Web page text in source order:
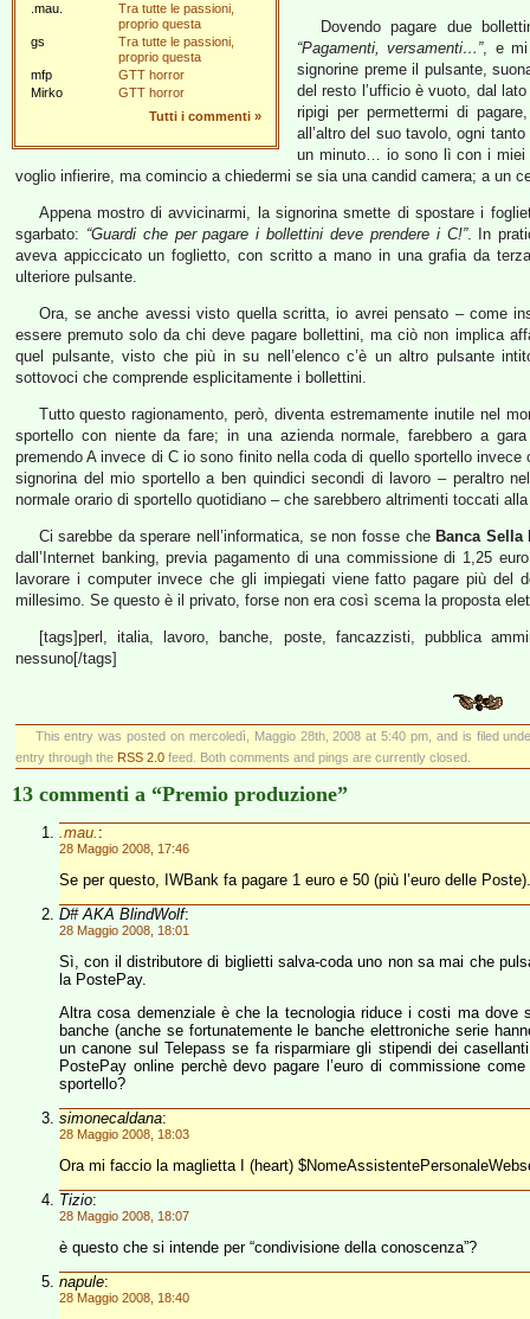
.mau.
Tra tutte le passioni,
proprio questa
gs
Tra tutte le passioni,
proprio questa
mfp
GTT horror
Mirko
GTT horror
Tutti i commenti »
Dovendo pagare due
“Pagamenti, versamenti…”, e mi
signorine preme il pulsante,
del resto l’ufficio è vuoto, dal
ripigi per permettermi di
all’altro del suo tavolo, ogni
un minuto… io sono lì con i miei
voglio infierire, ma comincio a chiedermi se sia una candid camera; a un
Appena mostro di avvicinarmi, la signorina smette di spostare i
sgarbato: “Guardi che per pagare i bollettini deve prendere i C!”. In
aveva appiccicato un foglietto, con scritto a mano in una grafia da
ulteriore pulsante.
Ora, se anche avessi visto quella scritta, io avrei pensato – come
essere premuto solo da chi deve pagare bollettini, ma ciò non implica
quel pulsante, visto che più in su nell’elenco c’è un altro pulsante
sottovoci che comprende esplicitamente i bollettini.
Tutto questo ragionamento, però, diventa estremamente inutile nel
sportello con niente da fare; in una azienda normale, farebbero a
premendo A invece di C io sono finito nella coda di quello sportello
signorina del mio sportello a ben quindici secondi di lavoro – peraltro
normale orario di sportello quotidiano – che sarebbero altrimenti toccati
Ci sarebbe da sperare nell’informatica, se non fosse che Banca Sella
dall’Internet banking, previa pagamento di una commissione di 1,25
lavorare i computer invece che gli impiegati viene fatto pagare più
millesimo. Se questo è il privato, forse non era così scema la proposta
[tags]perl, italia, lavoro, banche, poste, fancazzisti, pubblica
nessuno[/tags]
This entry was posted on mercoledì, Maggio 28th, 2008 at 5:40 pm, and is filed
entry through the RSS 2.0 feed. Both comments and pings are currently closed.
13 commenti a “Premio produzione”
.mau. :
28 Maggio 2008, 17:46
Se per questo, IWBank fa pagare 1 euro e 50 (più l’euro delle Poste).
D# AKA BlindWolf:
28 Maggio 2008, 18:01
Sì, con il distributore di biglietti salva-coda uno non sa mai che
la PostePay.
Altra cosa demenziale è che la tecnologia riduce i costi ma
banche (anche se fortunatemente le banche elettroniche serie
un canone sul Telepass se fa risparmiare gli stipendi dei
PostePay online perchè devo pagare l’euro di commissione
sportello?
simonecaldana:
28 Maggio 2008, 18:03
Ora mi faccio la maglietta I (heart)
Tizio:
28 Maggio 2008, 18:07
è questo che si intende per “condivisione della conoscenza”?
napule:
28 Maggio 2008, 18:40